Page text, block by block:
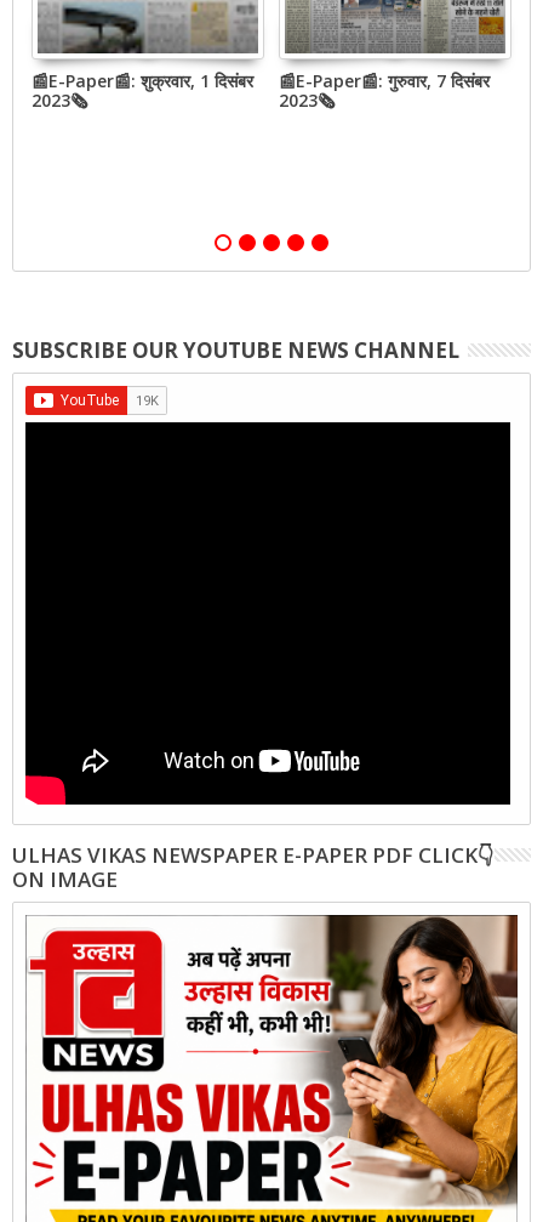
📰E-Paper📰: शुक्रवार, 1 दिसंबर
2023🗞
📰E-Paper📰: गुरुवार, 7 दिसंबर
2023🗞
SUBSCRIBE OUR YOUTUBE NEWS CHANNEL
ULHAS VIKAS NEWSPAPER E-PAPER PDF CLICK👇
ON IMAGE